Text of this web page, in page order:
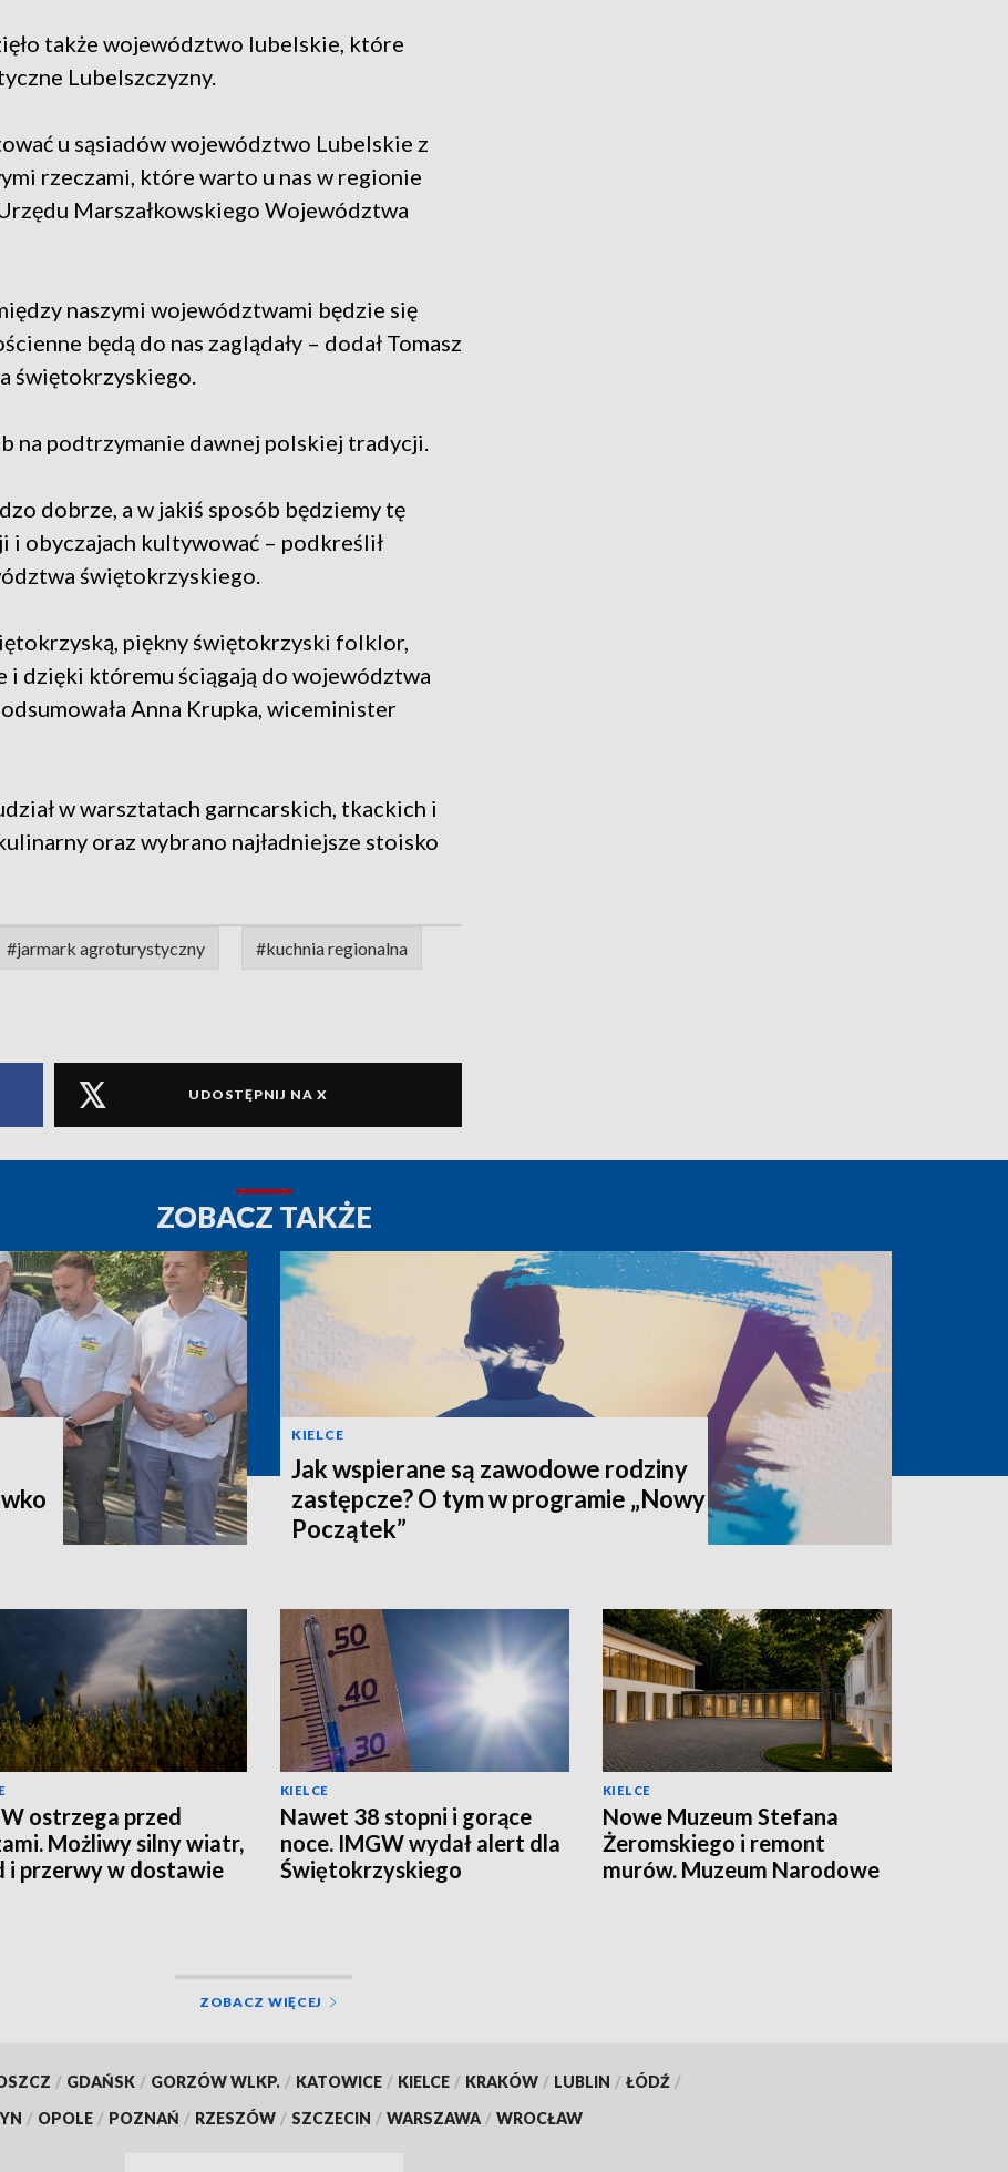
także województwo lubelskie, które
Lubelszczyzny.
u sąsiadów województwo Lubelskie z
rzeczami, które warto u nas w regionie
Marszałkowskiego Województwa
naszymi województwami będzie się
będą do nas zaglądały – dodał Tomasz
świętokrzyskiego.
na podtrzymanie dawnej polskiej tradycji.
dobrze, a w jakiś sposób będziemy tę
i obyczajach kultywować – podkreślił
świętokrzyskiego.
piękny świętokrzyski folklor,
i dzięki któremu ściągają do województwa
Anna Krupka, wiceminister
w warsztatach garncarskich, tkackich i
oraz wybrano najładniejsze stoisko
#jarmark agroturystyczny #kuchnia regionalna
UDOSTĘPNIJ NA X
ZOBACZ TAKŻE
KIELCE
Jak wspierane są zawodowe rodziny
zastępcze? O tym w programie „Nowy
Początek”
ostrzega przed
Możliwy silny wiatr,
i przerwy w dostawie
KIELCE
Nawet 38 stopni i gorące
noce. IMGW wydał alert dla
Świętokrzyskiego
KIELCE
Nowe Muzeum Stefana
Żeromskiego i remont
murów. Muzeum Narodowe
ZOBACZ WIĘCEJ
/ GDAŃSK / GORZÓW WLKP. / KATOWICE / KIELCE / KRAKÓW / LUBLIN / ŁÓDŹ /
/ OPOLE / POZNAŃ / RZESZÓW / SZCZECIN / WARSZAWA / WROCŁAW